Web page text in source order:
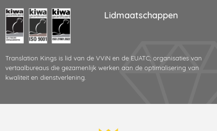
Lidmaatschappen
Translation Kings is lid van de VViN en de EUATC; organisaties van
vertaalbureaus die gezamenlijk werken aan de optimalisering van
kwaliteit en dienstverlening.